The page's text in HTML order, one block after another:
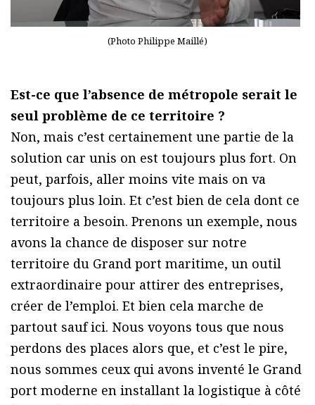
(Photo Philippe Maillé)
Est-ce que l’absence de métropole serait le
seul problème de ce territoire ?
Non, mais c’est certainement une partie de la
solution car unis on est toujours plus fort. On
peut, parfois, aller moins vite mais on va
toujours plus loin. Et c’est bien de cela dont ce
territoire a besoin. Prenons un exemple, nous
avons la chance de disposer sur notre
territoire du Grand port maritime, un outil
extraordinaire pour attirer des entreprises,
créer de l’emploi. Et bien cela marche de
partout sauf ici. Nous voyons tous que nous
perdons des places alors que, et c’est le pire,
nous sommes ceux qui avons inventé le Grand
port moderne en installant la logistique à côté